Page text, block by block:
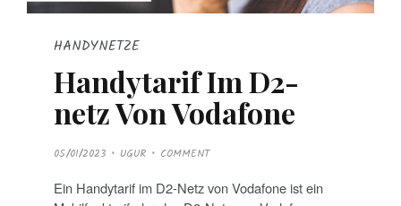
HANDYNETZE
Handytarif Im D2-
netz Von Vodafone
P
O
T
E
05/01/2023 UGUR COMMENT
Ein Handytarif im D2-Netz von Vodafone ist ein